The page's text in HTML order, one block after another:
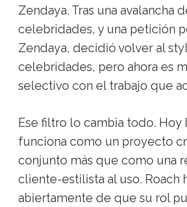
Zendaya. Tras una avalancha
celebridades, y una petición
Zendaya, decidió volver al
celebridades, pero ahora es
selectivo con el trabajo que
Ese filtro lo cambia todo. Hoy
funciona como un proyecto
conjunto más que como una
cliente-estilista al uso. Roach
abiertamente de que su rol